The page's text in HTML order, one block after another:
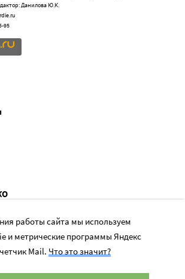
Данилова Ю.К.
95
работы сайта мы используем
и метрические программы Яндекс
Mail. Что это значит?